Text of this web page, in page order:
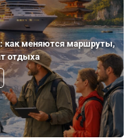
как меняются маршруты,
отдыха